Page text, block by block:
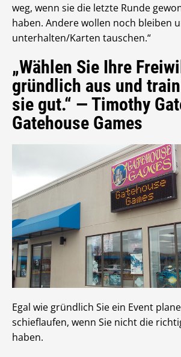
weg, wenn sie die letzte Runde
haben. Andere wollen noch bleiben
unterhalten/Karten tauschen.“
„Wählen Sie Ihre
gründlich aus und
sie gut.“ — Timothy
Gatehouse Games
Egal wie gründlich Sie ein Event
schieflaufen, wenn Sie nicht die
haben.